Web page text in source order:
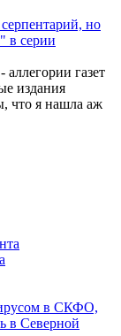
серпентарий, но
в серии
аллегории газет
издания
что я нашла аж